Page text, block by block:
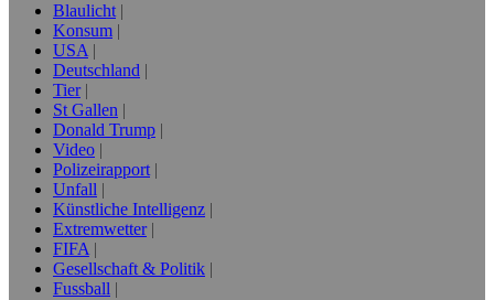
Blaulicht
Konsum
USA
Deutschland
Tier
St Gallen
Donald Trump
Video
Polizeirapport
Unfall
Künstliche Intelligenz
Extremwetter
FIFA
Gesellschaft & Politik
Fussball